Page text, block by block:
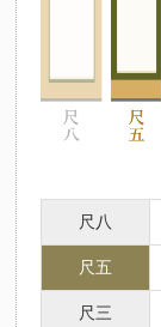
尺八
尺五
尺三